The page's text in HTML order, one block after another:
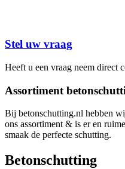
Stel uw vraag
Heeft u een vraag neem direct
Assortiment
Bij betonschutting.nl hebben
ons assortiment & is er en
smaak de perfecte schutting.
Betonschutting